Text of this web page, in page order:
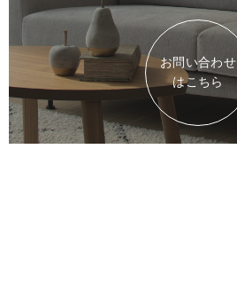
お問い合わせ
はこちら